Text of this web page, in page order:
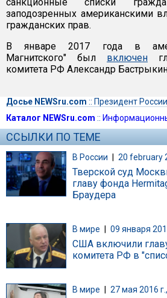
заподозренных американскими
гражданских прав.
В январе 2017 года в
Магнитского" был включен
комитета РФ Александр
Досье NEWSru.com :: Президент России
Каталог NEWSru.com ::
ССЫЛКИ ПО ТЕМЕ
В России | 20 february
Тверской суд
главу фонда
Браудера
В мире 09 января
США включили
комитета РФ в
В мире 27 мая 2016 г.,